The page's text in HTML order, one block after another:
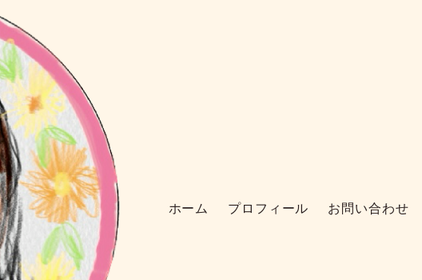
ホーム プロフィール お問い合わせ